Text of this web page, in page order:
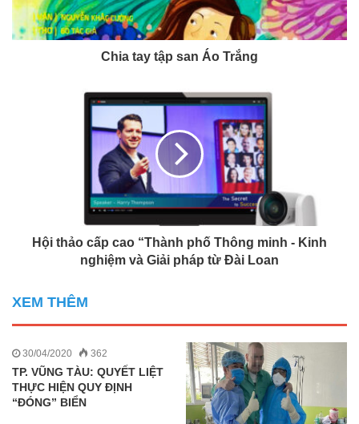
Chia tay tập san Áo Trắng
Hội thảo cấp cao “Thành phố Thông minh - Kinh
nghiệm và Giải pháp từ Đài Loan
XEM THÊM
30/04/2020 362
TP. VŨNG TÀU: QUYẾT LIỆT
THỰC HIỆN QUY ĐỊNH
“ĐÓNG” BIỂN